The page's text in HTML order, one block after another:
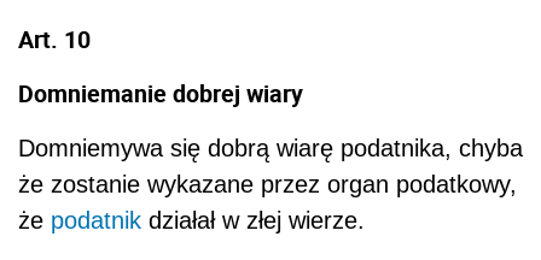
Art. 10
Domniemanie dobrej wiary
Domniemywa się dobrą wiarę podatnika, chyba
że zostanie wykazane przez organ podatkowy,
że podatnik działał w złej wierze.